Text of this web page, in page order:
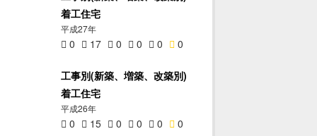
着工住宅
平成27年
0 17 0 0 0 0
工事別(新築、増築、改築別)
着工住宅
平成26年
0 15 0 0 0 0